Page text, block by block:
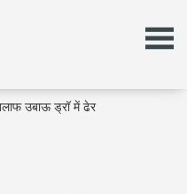
उबाऊ ड्रॉ में ढेर